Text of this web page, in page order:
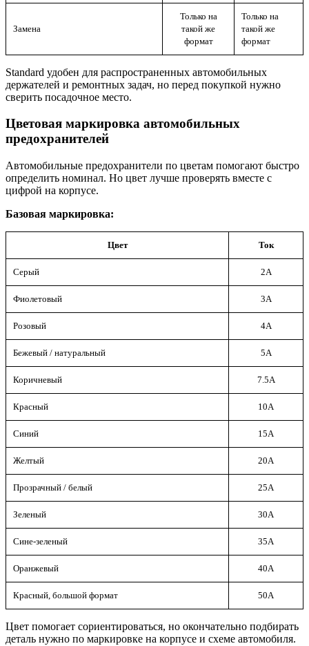
Замена
Только на
такой же
формат
Только на
такой же
формат
Standard удобен для распространенных автомобильных
держателей и ремонтных задач, но перед покупкой нужно
сверить посадочное место.
Цветовая маркировка автомобильных
предохранителей
Автомобильные предохранители по цветам помогают быстро
определить номинал. Но цвет лучше проверять вместе с
цифрой на корпусе.
Базовая маркировка:
Цвет Ток
Серый 2А
Фиолетовый 3А
Розовый 4А
Бежевый / натуральный 5А
Коричневый 7.5А
Красный 10А
Синий 15А
Желтый 20А
Прозрачный / белый 25А
Зеленый 30А
Сине-зеленый 35А
Оранжевый 40А
Красный, большой формат 50А
Цвет помогает сориентироваться, но окончательно подбирать
деталь нужно по маркировке на корпусе и схеме автомобиля.